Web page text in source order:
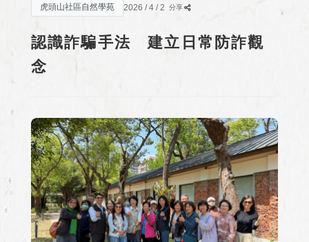
虎頭山社區自然學苑 2026 / 4 / 2 分享
認識詐騙手法 建立日常防詐觀
念